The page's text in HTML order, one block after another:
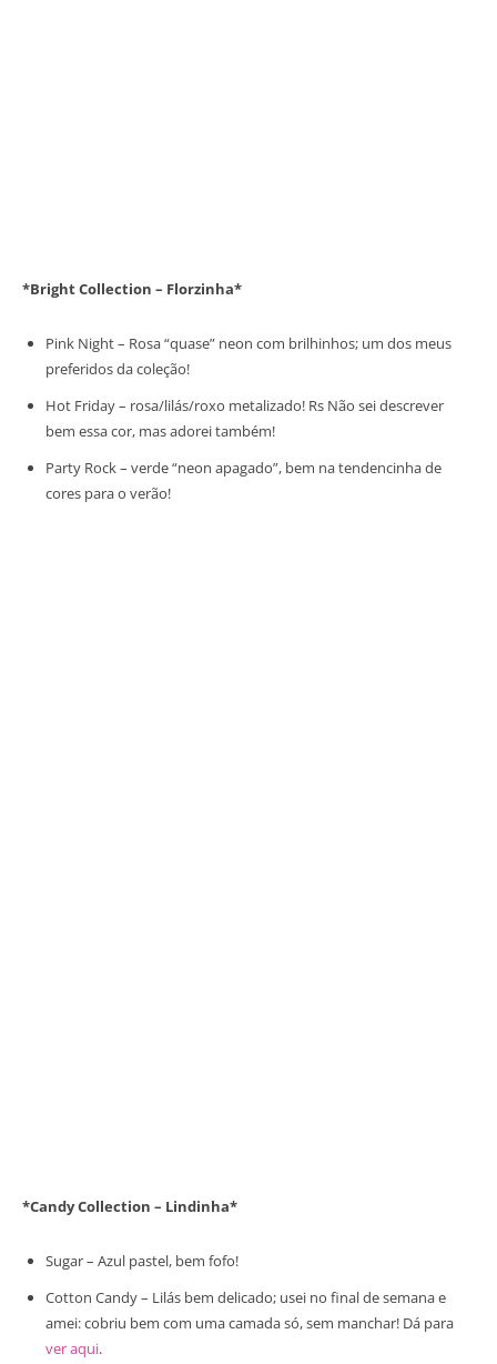
*Bright Collection – Florzinha*
Pink Night – Rosa “quase” neon com brilhinhos; um dos meus
preferidos da coleção!
Hot Friday – rosa/lilás/roxo metalizado! Rs Não sei descrever
bem essa cor, mas adorei também!
Party Rock – verde “neon apagado”, bem na tendencinha de
cores para o verão!
*Candy Collection – Lindinha*
Sugar – Azul pastel, bem fofo!
Cotton Candy – Lilás bem delicado; usei no final de semana e
amei: cobriu bem com uma camada só, sem manchar! Dá para
ver aqui.